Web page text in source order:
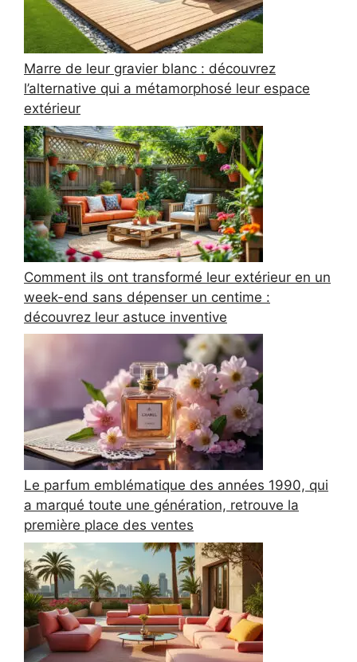
Marre de leur gravier blanc : découvrez
l’alternative qui a métamorphosé leur espace
extérieur
Comment ils ont transformé leur extérieur en un
week-end sans dépenser un centime :
découvrez leur astuce inventive
Le parfum emblématique des années 1990, qui
a marqué toute une génération, retrouve la
première place des ventes